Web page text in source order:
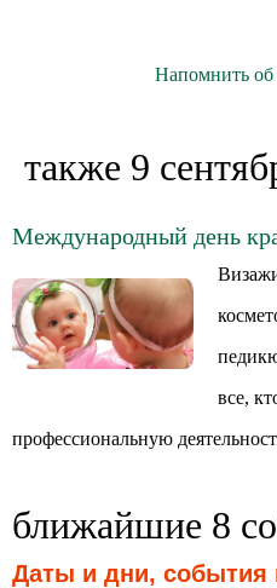
Напомнить
также 9
Международный день
все,
профессиональную
ближайшие 8
Даты и дни, события